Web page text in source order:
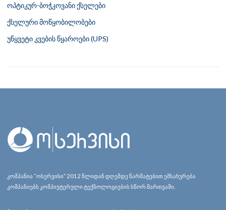
ოპტიკურ-ბოჭკოვანი ქსელები
ქსელური მოწყობილობები
უწყვეტი კვების წყაროები (UPS)
კომპანია “ოსერვისი” 2012 წლიდან დღემდე წარმატებით ემსახურება
კომპანიებს კომპიუტერული ტექნოლოგიების სწორ მართვაში.